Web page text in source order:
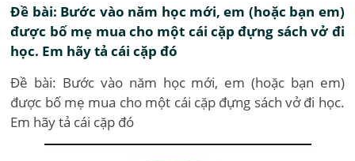
Đề bài: Bước vào năm học mới, em (hoặc bạn em)
được bố mẹ mua cho một cái cặp đựng sách vở đi
học. Em hãy tả cái cặp đó
Đề bài: Bước vào năm học mới, em (hoặc bạn em)
được bố mẹ mua cho một cái cặp đựng sách vở đi học.
Em hãy tả cái cặp đó